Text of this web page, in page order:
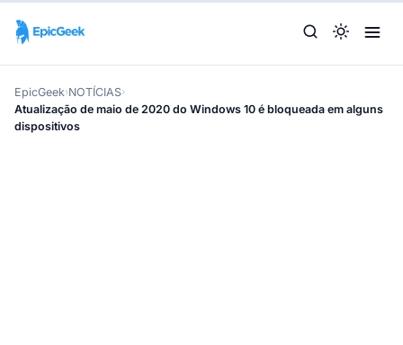
EpicGeek›NOTÍCIAS›
Atualização de maio de 2020 do Windows 10 é bloqueada em alguns
dispositivos